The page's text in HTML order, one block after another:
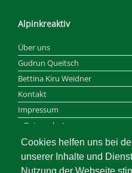
Cookies helfen uns bei
unserer Inhalte und
Nutzung der Webseite
Alpinkreaktiv
Über uns
Gudrun Queitsch
Bettina Kiru Weidner
Kontakt
Impressum
Datenschutz
Haftungsausschluss
Reisebedingungen und AGB